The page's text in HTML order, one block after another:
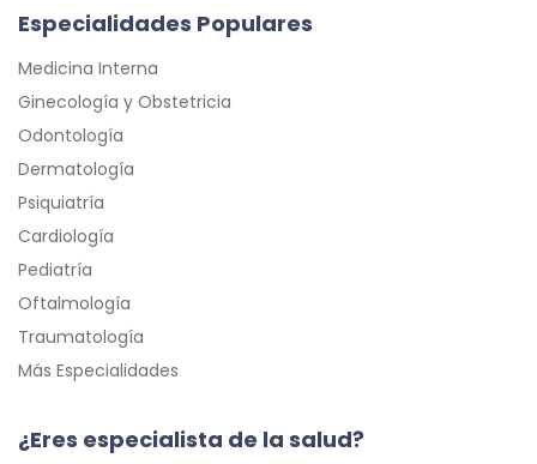
Especialidades Populares
Medicina Interna
Ginecología y Obstetricia
Odontología
Dermatología
Psiquiatría
Cardiología
Pediatría
Oftalmología
Traumatología
Más Especialidades
¿Eres especialista de la salud?